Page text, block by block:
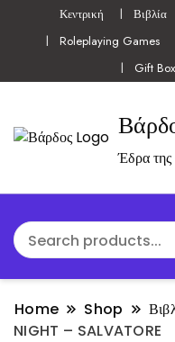
Κεντρική Βιβλία
Roleplaying Games
Gift
Έδρα της
Home Shop
NIGHT – SALVATORE